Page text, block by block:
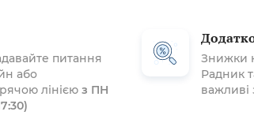
питання
або
лінією з ПН
Знижки
Радник
важливі